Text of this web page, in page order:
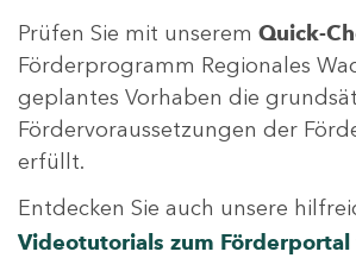
Prüfen Sie mit unserem Quick-
Förderprogramm Regionales
geplantes Vorhaben die
Fördervoraussetzungen der
erfüllt.
Entdecken Sie auch unsere
Videotutorials zum Förderportal